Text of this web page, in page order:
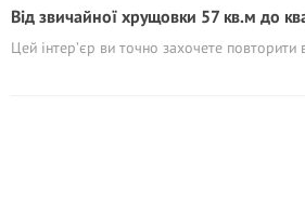
Від звичайної хрущовки 57 кв.м до
Цей інтер’єр ви точно захочете повторити